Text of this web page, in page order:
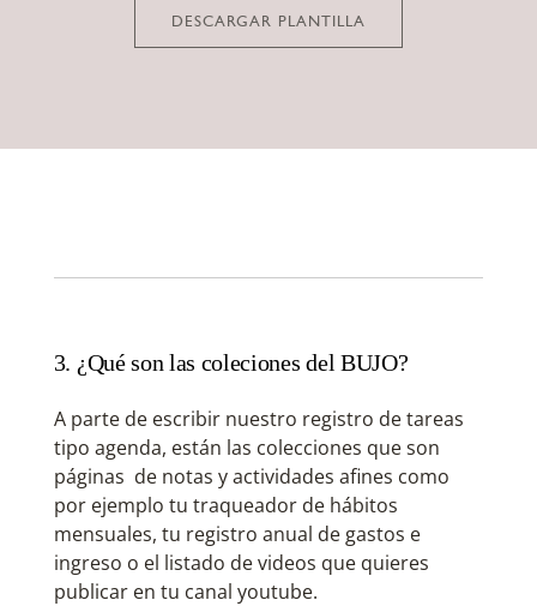
DESCARGAR PLANTILLA
3. ¿Qué son las coleciones del BUJO?
A parte de escribir nuestro registro de tareas
tipo agenda, están las colecciones que son
páginas de notas y actividades afines como
por ejemplo tu traqueador de hábitos
mensuales, tu registro anual de gastos e
ingreso o el listado de videos que quieres
publicar en tu canal youtube.